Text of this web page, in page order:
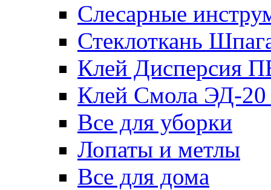
Слесарные
Стеклоткань
Клей Дисперсия
Клей Смола ЭД-20
Все для уборки
Лопаты и метлы
Все для дома